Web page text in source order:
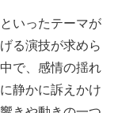
いったテーマが
る演技が求めら
で、感情の揺れ
静かに訴えかけ